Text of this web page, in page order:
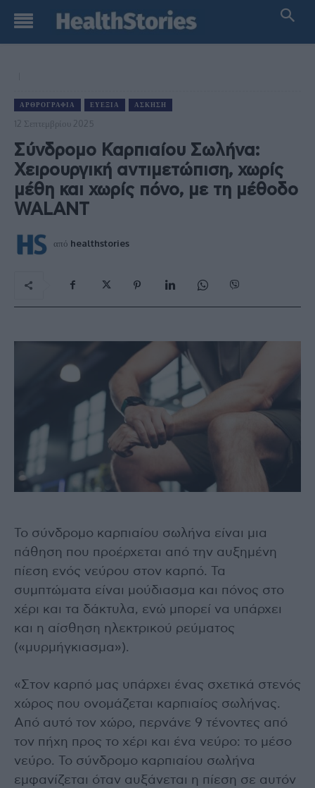
ΑΡΘΡΟΓΡΑΦΊΑ ΕΥΕΞΊΑ ΆΣΚΗΣΗ
12 Σεπτεμβρίου 2025
Σύνδρομο Καρπιαίου Σωλήνα:
Χειρουργική αντιμετώπιση, χωρίς
μέθη και χωρίς πόνο, με τη μέθοδο
WALANT
από healthstories
Το σύνδρομο καρπιαίου σωλήνα είναι μια
πάθηση που προέρχεται από την αυξημένη
πίεση ενός νεύρου στον καρπό. Τα
συμπτώματα είναι μούδιασμα και πόνος στο
χέρι και τα δάκτυλα, ενώ μπορεί να υπάρχει
και η αίσθηση ηλεκτρικού ρεύματος
(«μυρμήγκιασμα»).
«Στον καρπό μας υπάρχει ένας σχετικά στενός
χώρος που ονομάζεται καρπιαίος σωλήνας.
Από αυτό τον χώρο, περνάνε 9 τένοντες από
τον πήχη προς το χέρι και ένα νεύρο: το μέσο
νεύρο. Το σύνδρομο καρπιαίου σωλήνα
εμφανίζεται όταν αυξάνεται η πίεση σε αυτόν